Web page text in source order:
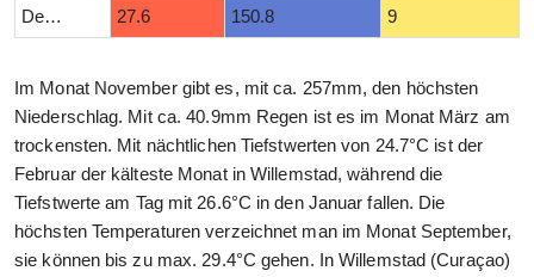
Dezember 27.6 150.8 9
Im Monat November gibt es, mit ca. 257mm, den höchsten
Niederschlag. Mit ca. 40.9mm Regen ist es im Monat März am
trockensten. Mit nächtlichen Tiefstwerten von 24.7°C ist der
Februar der kälteste Monat in Willemstad, während die
Tiefstwerte am Tag mit 26.6°C in den Januar fallen. Die
höchsten Temperaturen verzeichnet man im Monat September,
sie können bis zu max. 29.4°C gehen. In Willemstad (Curaçao)